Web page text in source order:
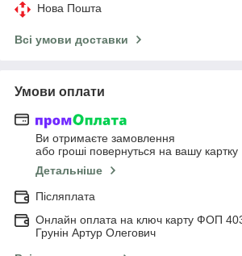
Нова Пошта
Всі умови доставки
Умови оплати
Ви отримаєте замовлення
або гроші повернуться на вашу картку
Детальніше
Післяплата
Онлайн оплата на ключ карту ФОП
Грунін Артур Олегович